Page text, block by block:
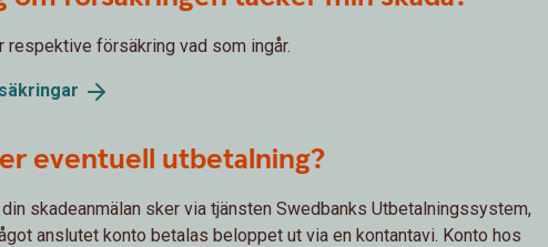
respektive försäkring vad som ingår.
eventuell utbetalning?
skadeanmälan sker via tjänsten Swedbanks Utbetalningssystem,
anslutet konto betalas beloppet ut via en kontantavi. Konto hos